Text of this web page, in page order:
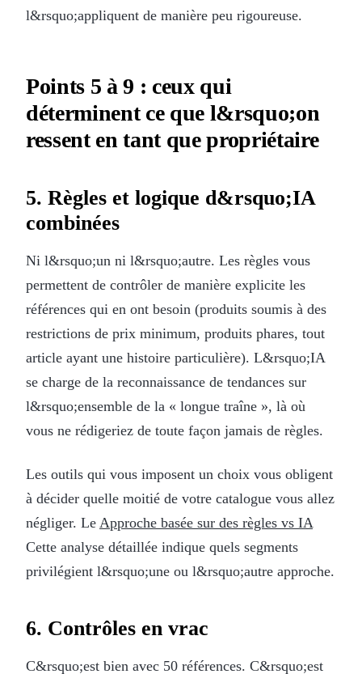
l&rsquo;appliquent de manière peu rigoureuse.
Points 5 à 9 : ceux qui
déterminent ce que l&rsquo;on
ressent en tant que propriétaire
5. Règles et logique d&rsquo;IA
combinées
Ni l&rsquo;un ni l&rsquo;autre. Les règles vous
permettent de contrôler de manière explicite les
références qui en ont besoin (produits soumis à des
restrictions de prix minimum, produits phares, tout
article ayant une histoire particulière). L&rsquo;IA
se charge de la reconnaissance de tendances sur
l&rsquo;ensemble de la « longue traîne », là où
vous ne rédigeriez de toute façon jamais de règles.
Les outils qui vous imposent un choix vous obligent
à décider quelle moitié de votre catalogue vous allez
négliger. Le Approche basée sur des règles vs IA
Cette analyse détaillée indique quels segments
privilégient l&rsquo;une ou l&rsquo;autre approche.
6. Contrôles en vrac
C&rsquo;est bien avec 50 références. C&rsquo;est